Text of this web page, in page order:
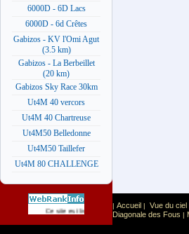
6000D - 6D Lacs
6000D - 6d Crêtes
Gabizos - KV l'Omi Agut
(3.5 km)
Gabizos - La Berbeillet
(20 km)
Gabizos Sky Race 30km
Ut4M 40 vercors
Ut4M 40 Chartreuse
Ut4M50 Belledonne
Ut4M50 Taillefer
Ut4M 80 CHALLENGE
Ce site est list� dans la cat�gorie Sport:
| Accueil | Vue du ciel
Diagonale des Fous |